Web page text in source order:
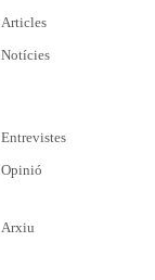
Articles
Notícies
Entrevistes
Opinió
Arxiu